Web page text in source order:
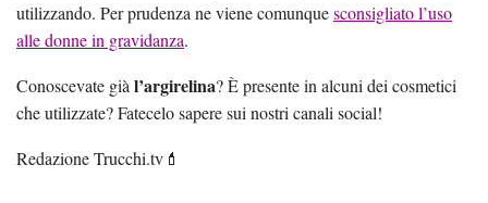
utilizzando. Per prudenza ne viene comunquesconsigliato l’uso
alle donne in gravidanza.
Conoscevate giàl’argirelina? È presente in alcuni dei cosmetici
che utilizzate? Fatecelo sapere sui nostri canali social!
Redazione Trucchi.tv💄